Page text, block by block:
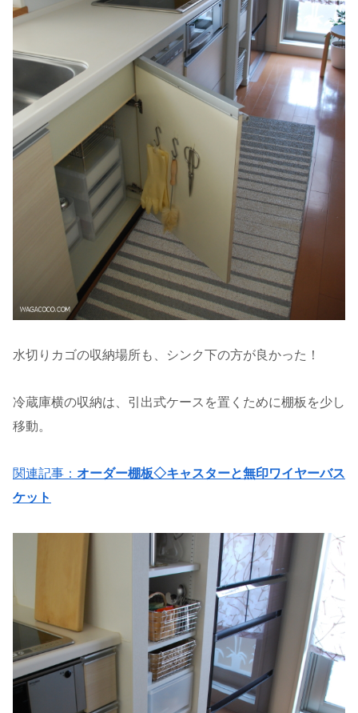
水切りカゴの収納場所も、シンク下の方が良かった！
冷蔵庫横の収納は、引出式ケースを置くために棚板を少し
移動。
関連記事： オーダー棚板◇キャスターと無印ワイヤーバス
ケット